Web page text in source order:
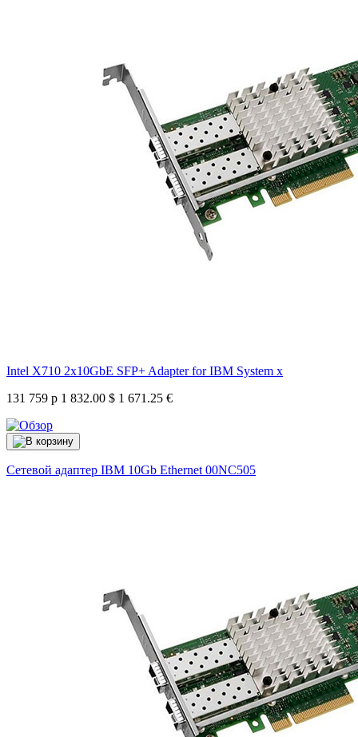
Intel X710 2x10GbE SFP+ Adapter for IBM System x
131 759 р 1 832.00 $ 1 671.25 €
Сетевой адаптер IBM 10Gb Ethernet 00NC505